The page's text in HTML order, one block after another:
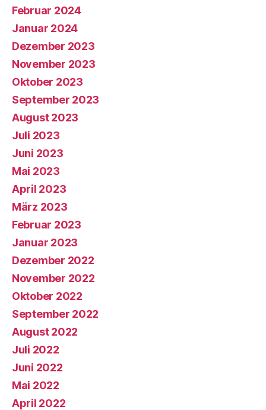
Februar 2024
Januar 2024
Dezember 2023
November 2023
Oktober 2023
September 2023
August 2023
Juli 2023
Juni 2023
Mai 2023
April 2023
März 2023
Februar 2023
Januar 2023
Dezember 2022
November 2022
Oktober 2022
September 2022
August 2022
Juli 2022
Juni 2022
Mai 2022
April 2022